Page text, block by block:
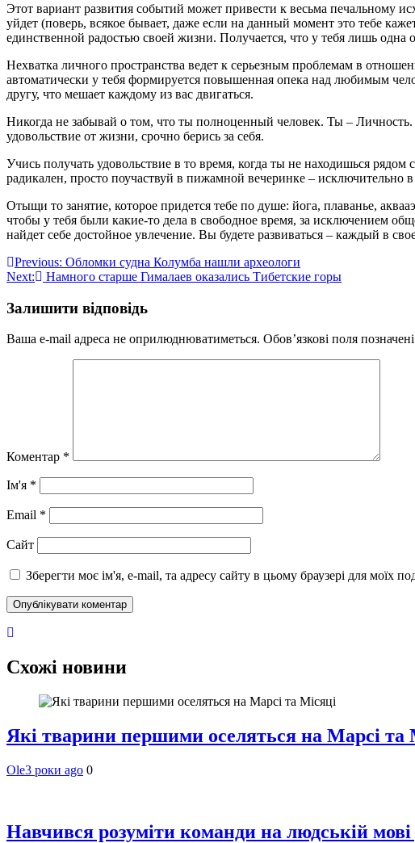
Этот вариант развития событий может привести к весьма печальному
уйдет (поверь, всякое бывает, даже если на данный момент это тебе
единственной радостью своей жизни. Получается, что у тебя лишь одна
Нехватка личного пространства ведет к серьезным проблемам в
автоматически у тебя формируется повышенная опека над любимым
другу, что мешает каждому из вас двигаться.
Никогда не забывай о том, что ты полноценный человек. Ты –
удовольствие от жизни, срочно берись за себя.
Учись получать удовольствие в то время, когда ты не находишься
радикален, просто поучаствуй в пижамной вечеринке – исключительно
Отыщи то занятие, которое придется тебе по душе: йога, плаванье,
чтобы у тебя были какие-то дела в свободное время, за исключением
найдет себе достойное увлечение. Вы будете развиваться – каждый в
Навігація
записів
Previous: Обломки судна Колумба нашли археологи
Next:
Намного старше Гималаев оказались Тибетские горы
Залишити відповідь
Ваша e-mail адреса не оприлюднюватиметься. Обов’язкові поля позначені
Коментар *
Ім'я *
Email *
Сайт
Зберегти моє ім'я, e-mail, та адресу сайту в цьому браузері для моїх
Схожі новини
Які тварини першими оселяться на Марсі та
Ole3 роки ago 0
Навчився розуміти команди на людській